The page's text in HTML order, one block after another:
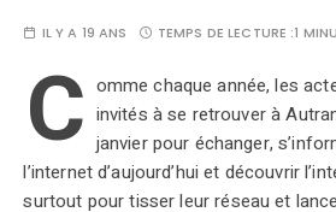
IL Y A 19 ANS TEMPS DE LECTURE :1
C omme chaque année, les
invités à se retrouver à
janvier pour échanger,
l’internet d’aujourd’hui et découvrir
surtout pour tisser leur réseau et